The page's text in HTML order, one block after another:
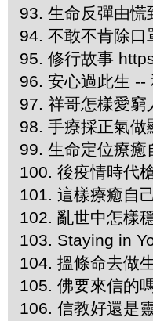
93. 生命反彈由
94. 不敢不肯除
95. 修行故事
96. 安心過此生
97. 祥哥怎樣愛
98. 手療採正氣
99. 生命定位療
100. 後疫情時代
101. 這樣療癒自
102. 亂世中怎樣
103. Staying in
104. 搵條命去做
105. 佛要來信的
106. 信教好還是